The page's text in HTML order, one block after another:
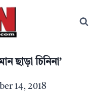
ছাড়া চিনিনা’
14, 2018